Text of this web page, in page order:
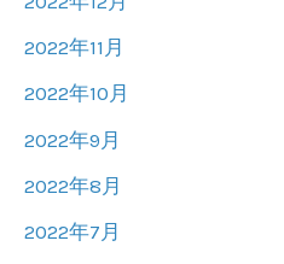
2022年11月
2022年10月
2022年9月
2022年8月
2022年7月